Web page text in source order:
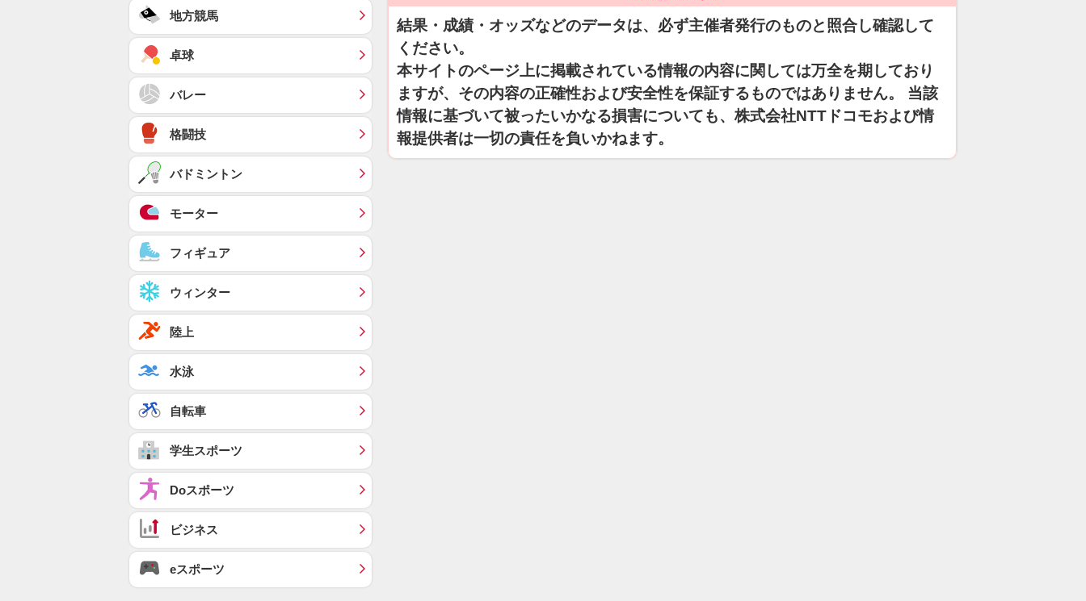
結果・成績・オッズなどのデータは、必ず主催者発行のものと照合し確認して
ください。
本サイトのページ上に掲載されている情報の内容に関しては万全を期しており
ますが、その内容の正確性および安全性を保証するものではありません。 当該
情報に基づいて被ったいかなる損害についても、株式会社NTTドコモおよび情
報提供者は一切の責任を負いかねます。
地方競馬
卓球
バレー
格闘技
バドミントン
モーター
フィギュア
ウィンター
陸上
水泳
自転車
学生スポーツ
Doスポーツ
ビジネス
eスポーツ